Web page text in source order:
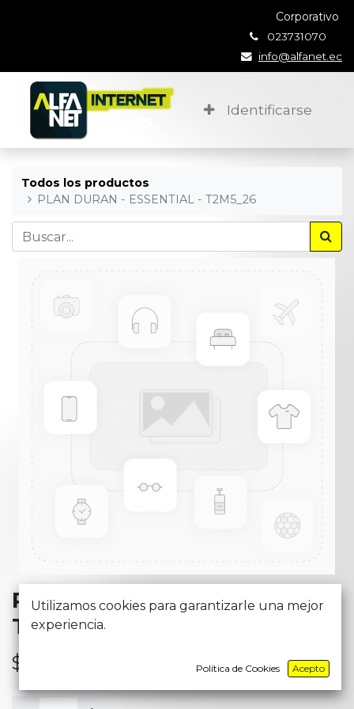
Corporativo
023731070
info@alfanet.ec
Identificarse
Todos los productos
PLAN DURAN - ESSENTIAL - T2M5_26
PLAN DURAN - ESSENTIAL -
T2M5_26
$
Utilizamos cookies para garantizarle una mejor
experiencia.
Política de Cookies Acepto